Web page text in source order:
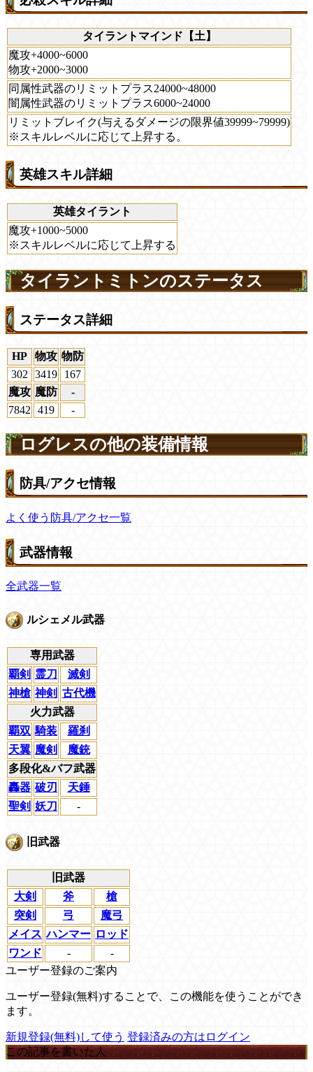
タイラントマインド【土】
魔攻+4000~6000
物攻+2000~3000
同属性武器のリミットプラス24000~48000
闇属性武器のリミットプラス6000~24000
リミットブレイク(与えるダメージの限界値39999~79999)
※スキルレベルに応じて上昇する。
英雄スキル詳細
英雄タイラント
魔攻+1000~5000
※スキルレベルに応じて上昇する
タイラントミトンのステータス
ステータス詳細
HP 物攻 物防
302
3419
167
魔攻 魔防
-
7842
419 -
ログレスの他の装備情報
防具/アクセ情報
よく使う防具/アクセ一覧
武器情報
全武器一覧
ルシェメル武器
専用武器
覇剣 霊刀
滅剣
神槍 神剣 古代機
火力武器
覇双 騎装
羅刹
天翼 魔剣
魔銃
多段化&バフ武器
轟器 破刃
天錘
聖剣 妖刀 -
旧武器
旧武器
大剣
斧
槍
突剣
弓
魔弓
メイス ハンマー ロッド
ワンド
-
-
ユーザー登録のご案内
ユーザー登録(無料)することで、この機能を使うことができ
ます。
新規登録(無料)して使う 登録済みの方はログイン
この記事を書いた人